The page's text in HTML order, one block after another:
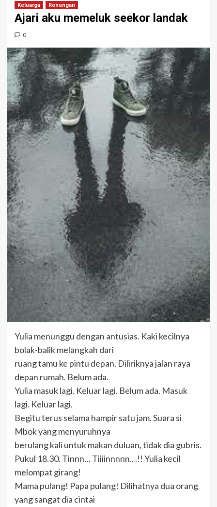
Keluarga Renungan
Ajari aku memeluk seekor landak
0
Yulia menunggu dengan antusias. Kaki kecilnya
bolak-balik melangkah dari
ruang tamu ke pintu depan. Diliriknya jalan raya
depan rumah. Belum ada.
Yulia masuk lagi. Keluar lagi. Belum ada. Masuk
lagi. Keluar lagi.
Begitu terus selama hampir satu jam. Suara si
Mbok yang menyuruhnya
berulang kali untuk makan duluan, tidak dia gubris.
Pukul 18.30. Tinnn… Tiiiinnnnn.. .!! Yulia kecil
melompat girang!
Mama pulang! Papa pulang! Dilihatnya dua orang
yang sangat dia cintai